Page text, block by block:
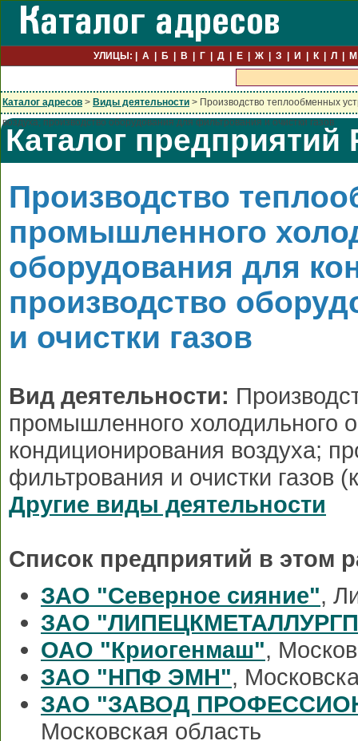
УЛИЦЫ: А Б В Г Д Е Ж З И К Л М
Каталог адресов > Виды деятельности > Производство теплообменных
воздуха; производство оборудования для фильтрования и очистки газов
Каталог предприятий
Производство
промышленного
оборудования для
производство
и очистки газов
Вид деятельности:
промышленного холодильного
кондиционирования воздуха;
фильтрования и очистки газов
Другие виды деятельности
Список предприятий в этом
ЗАО "Северное сияние",
ЗАО
ОАО "Криогенмаш",
ЗАО "НПФ ЭМН",
ЗАО "ЗАВОД
Московская область